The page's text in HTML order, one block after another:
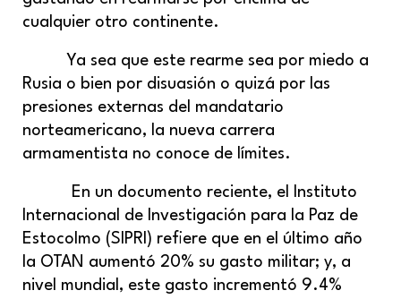
cualquier otro continente.
Ya sea que este rearme sea por miedo a
Rusia o bien por disuasión o quizá por las
presiones externas del mandatario
norteamericano, la nueva carrera
armamentista no conoce de límites.
En un documento reciente, el Instituto
Internacional de Investigación para la Paz de
Estocolmo (SIPRI) refiere que en el último año
la OTAN aumentó 20% su gasto militar; y, a
nivel mundial, este gasto incrementó 9.4%